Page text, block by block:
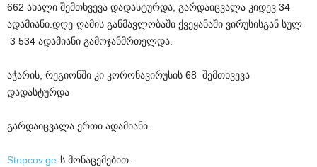
662 ახალი შემთხვევა დადასტურდა, გარდაიცვალა კიდევ 34
ადამიანი.დღე-ღამის განმავლობაში ქვეყანაში ვირუსისგან სულ
3 534 ადამიანი გამოჯანმრთელდა.
აჭარის, რეგიონში კი კორონავირუსის 68 შემთხვევა
დადასტურდა
გარდაიცვალა ერთი ადამიანი.
Stopcov.ge-ს მონაცემებით: